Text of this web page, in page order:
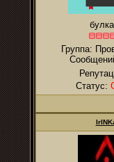
Группа:
Статус: